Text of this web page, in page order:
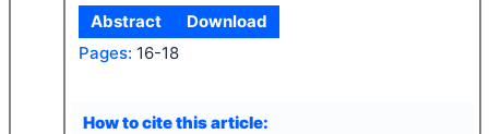
Abstract
Download
Pages: 16-18
How to cite this article: